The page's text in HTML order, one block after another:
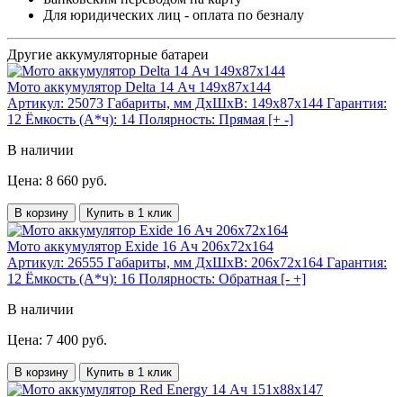
Для юридических лиц - оплата по безналу
Другие аккумуляторные батареи
Мото аккумулятор Delta 14 Ач 149x87x144
Артикул: 25073 Габариты, мм ДхШхВ: 149x87x144 Гарантия:
12 Ёмкость (А*ч): 14 Полярность: Прямая [+ -]
В наличии
Цена: 8 660 руб.
В корзину Купить в 1 клик
Мото аккумулятор Exide 16 Ач 206x72x164
Артикул: 26555 Габариты, мм ДхШхВ: 206x72x164 Гарантия:
12 Ёмкость (А*ч): 16 Полярность: Обратная [- +]
В наличии
Цена: 7 400 руб.
В корзину Купить в 1 клик